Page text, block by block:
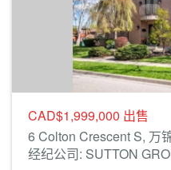
CAD$1,999,000 出售
6 Colton Crescent S, 万